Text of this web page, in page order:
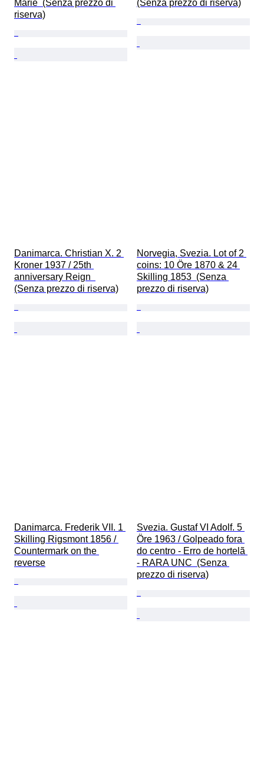
Marie  (Senza prezzo di
riserva)
(Senza prezzo di riserva)
Danimarca. Christian X. 2
Kroner 1937 / 25th
anniversary Reign
(Senza prezzo di riserva)
Norvegia, Svezia. Lot of 2
coins: 10 Öre 1870 & 24
Skilling 1853  (Senza
prezzo di riserva)
Danimarca. Frederik VII. 1
Skilling Rigsmont 1856 /
Countermark on the
reverse
Svezia. Gustaf VI Adolf. 5
Öre 1963 / Golpeado fora
do centro - Erro de hortelã
- RARA UNC  (Senza
prezzo di riserva)